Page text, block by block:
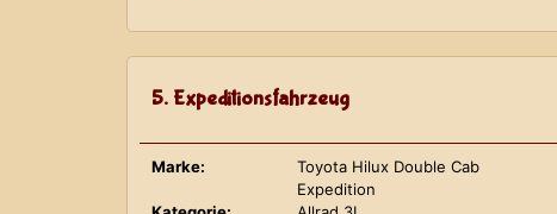
5. Expeditionsfahrzeug
Marke:
Toyota Hilux Double Cab
Expedition